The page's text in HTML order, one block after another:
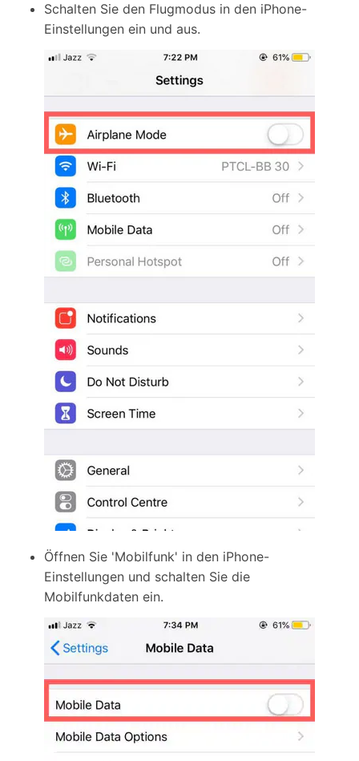
Schalten Sie den Flugmodus in den iPhone-
Einstellungen ein und aus.
Öffnen Sie 'Mobilfunk' in den iPhone-
Einstellungen und schalten Sie die
Mobilfunkdaten ein.